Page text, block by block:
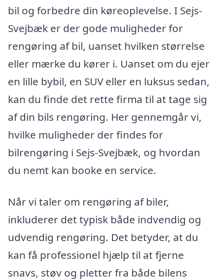
bil og forbedre din køreoplevelse. I Sejs-
Svejbæk er der gode muligheder for
rengøring af bil, uanset hvilken størrelse
eller mærke du kører i. Uanset om du ejer
en lille bybil, en SUV eller en luksus sedan,
kan du finde det rette firma til at tage sig
af din bils rengøring. Her gennemgår vi,
hvilke muligheder der findes for
bilrengøring i Sejs-Svejbæk, og hvordan
du nemt kan booke en service.
Når vi taler om rengøring af biler,
inkluderer det typisk både indvendig og
udvendig rengøring. Det betyder, at du
kan få professionel hjælp til at fjerne
snavs, støv og pletter fra både bilens